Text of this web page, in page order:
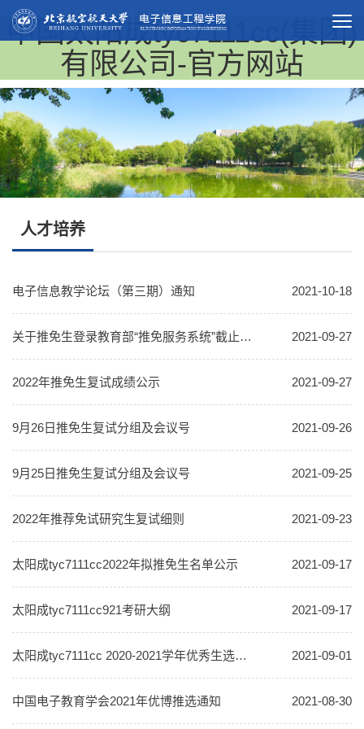
中国太阳成tyc7111cc(集团)
有限公司-官方网站
人才培养
电子信息教学论坛（第三期）通知 2021-10-18
关于推免生登录教育部“推免服务系统”截止日期的通知 2021-09-27
2022年推免生复试成绩公示 2021-09-27
9月26日推免生复试分组及会议号 2021-09-26
9月25日推免生复试分组及会议号 2021-09-25
2022年推荐免试研究生复试细则 2021-09-23
太阳成tyc7111cc2022年拟推免生名单公示 2021-09-17
太阳成tyc7111cc921考研大纲 2021-09-17
太阳成tyc7111cc 2020-2021学年优秀生选拔结果公示 2021-09-01
中国电子教育学会2021年优博推选通知 2021-08-30